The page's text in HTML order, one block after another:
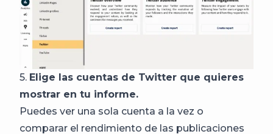
5. Elige las cuentas de Twitter que quieres
mostrar en tu informe.
Puedes ver una sola cuenta a la vez o
comparar el rendimiento de las publicaciones